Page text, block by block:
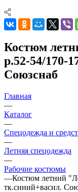
Костюм
р.52-54/170-
Союзснаб
Главная
—
Каталог
—
Спецодежда и
—
Летняя спецодежда
—
Рабочие костюмы
—Костюм летний
тк.синий+васил.